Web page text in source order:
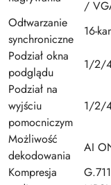
/
Odtwarzanie
synchroniczne
16-
Podział okna
podglądu
1/2/
Podział na
wyjściu
pomocniczym
1/2/
Możliwość
dekodowania
AI
Kompresja